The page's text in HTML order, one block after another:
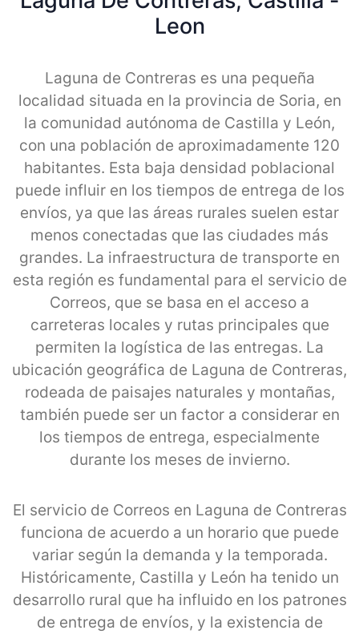
Leon
Laguna de Contreras es una pequeña
localidad situada en la provincia de Soria, en
la comunidad autónoma de Castilla y León,
con una población de aproximadamente 120
habitantes. Esta baja densidad poblacional
puede influir en los tiempos de entrega de los
envíos, ya que las áreas rurales suelen estar
menos conectadas que las ciudades más
grandes. La infraestructura de transporte en
esta región es fundamental para el servicio de
Correos, que se basa en el acceso a
carreteras locales y rutas principales que
permiten la logística de las entregas. La
ubicación geográfica de Laguna de Contreras,
rodeada de paisajes naturales y montañas,
también puede ser un factor a considerar en
los tiempos de entrega, especialmente
durante los meses de invierno.
El servicio de Correos en Laguna de Contreras
funciona de acuerdo a un horario que puede
variar según la demanda y la temporada.
Históricamente, Castilla y León ha tenido un
desarrollo rural que ha influido en los patrones
de entrega de envíos, y la existencia de